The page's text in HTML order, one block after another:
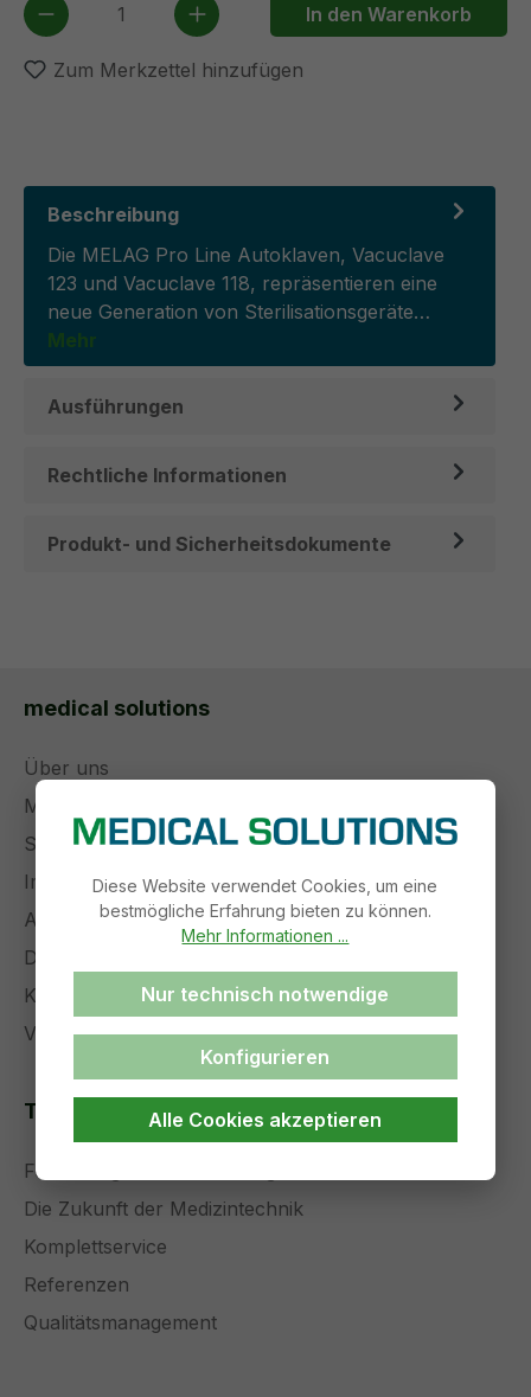
Produkt Anzahl: Gib den gewünschten
In den Warenkorb
Zum Merkzettel hinzufügen
Beschreibung
Die MELAG Pro Line Autoklaven, Vacuclave
123 und Vacuclave 118, repräsentieren eine
neue Generation von Sterilisationsgeräte…
Mehr
Ausführungen
Rechtliche Informationen
Produkt- und Sicherheitsdokumente
medical solutions
Über uns
Management
Stellenangebote
Impressum
AGB
Datenschutz
Kontakt
Versand und Zahlung
Themenseiten
Forschung und Entwicklung
Die Zukunft der Medizintechnik
Komplettservice
Referenzen
Qualitätsmanagement
Diese Website verwendet Cookies, um eine
bestmögliche Erfahrung bieten zu können.
Mehr Informationen ...
Nur technisch notwendige
Konfigurieren
Alle Cookies akzeptieren